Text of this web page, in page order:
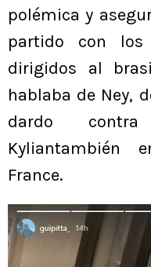
polémica y
partido con los
dirigidos al
hablaba de Ney,
dardo contra
Kyliantambién
France.